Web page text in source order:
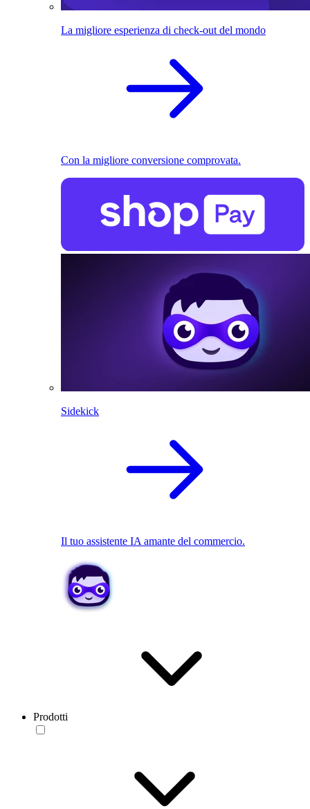
La migliore esperienza di check-out del mondo
Con la migliore conversione comprovata.
Sidekick
Il tuo assistente IA amante del commercio.
Prodotti